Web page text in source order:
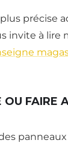
précise
invite à lire
OU FAIRE